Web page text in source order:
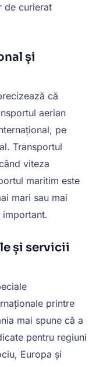
de curierat
și
că
aerian
pe
Transportul
viteza
maritim este
mari sau mai
și servicii
printre
mai spune că a
pentru regiuni
Europa și